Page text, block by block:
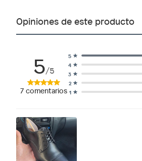
Opiniones de este producto
5/5
7 comentarios 1
2
3
4
5